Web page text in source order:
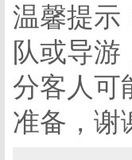
温馨提示
队或导游
分客人可
准备，谢